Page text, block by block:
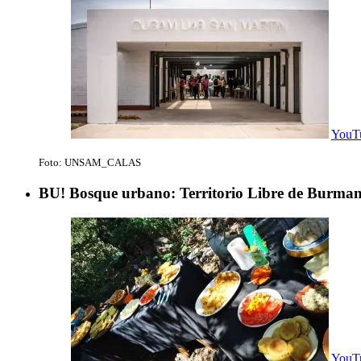
Foto: UNSAM_CALAS
BU! Bosque urbano: Territorio Libre de